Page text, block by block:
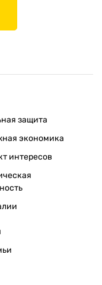
защита
экономика
интересов